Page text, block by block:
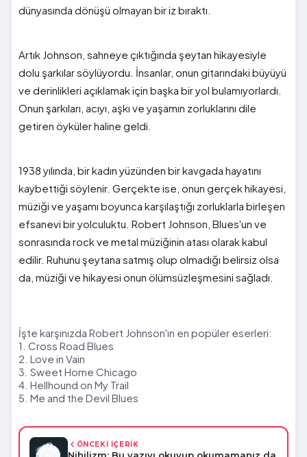
dünyasında dönüşü olmayan bir iz bıraktı.
Artık Johnson, sahneye çıktığında şeytan hikayesiyle
dolu şarkılar söylüyordu. İnsanlar, onun gitarındaki büyüyü
ve derinlikleri açıklamak için başka bir yol bulamıyorlardı.
Onun şarkıları, acıyı, aşkı ve yaşamın zorluklarını dile
getiren öyküler haline geldi.
1938 yılında, bir kadın yüzünden bir kavgada hayatını
kaybettiği söylenir. Gerçekte ise, onun gerçek hikayesi,
müziği ve yaşamı boyunca karşılaştığı zorluklarla birleşen
efsanevi bir yolculuktu. Robert Johnson, Blues'un ve
sonrasında rock ve metal müziğinin atası olarak kabul
edilir. Ruhunu şeytana satmış olup olmadığı belirsiz olsa
da, müziği ve hikayesi onun ölümsüzleşmesini sağladı.
İşte karşınızda Robert Johnson'ın en popüler eserleri:
1. Cross Road Blues
2. Love in Vain
3. Sweet Home Chicago
4. Hellhound on My Trail
5. Me and the Devil Blues
ÖNCEKİ İÇERİK